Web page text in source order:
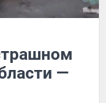
—